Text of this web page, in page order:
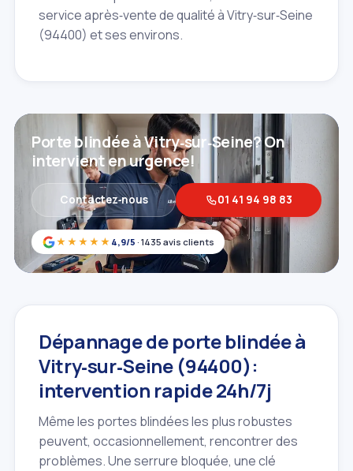
service après‑vente de qualité à Vitry‑sur‑Seine
(94400) et ses environs.
★★★★★ 4,9/5 · 1435 avis clients
Porte blindée à Vitry‑sur‑Seine? On
intervient en urgence!
Contactez‑nous 01 41 94 98 83
Dépannage de porte blindée à
Vitry‑sur‑Seine (94400):
intervention rapide 24h/7j
Même les portes blindées les plus robustes
peuvent, occasionnellement, rencontrer des
problèmes. Une serrure bloquée, une clé